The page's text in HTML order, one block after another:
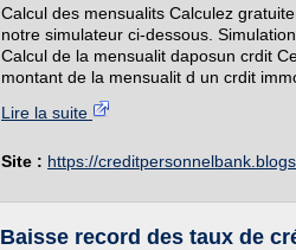
Calcul des mensualits Calculez
notre simulateur ci-dessous.
Calcul de la mensualit daposun crdit
montant de la mensualit d un crdit
Lire la suite
Site : https://
Baisse record des taux de